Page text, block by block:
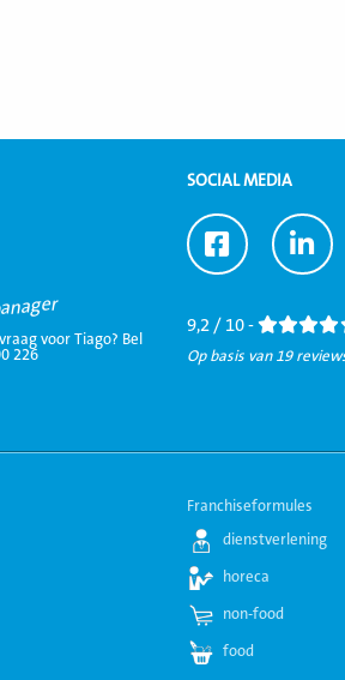
voor Tiago? Bel
226
SOCIAL MEDIA
Ga
naar
Ga
naar
9,2 / 10 -
Op basis van 19
Franchiseformules
dienstverlening
horeca
non-food
food